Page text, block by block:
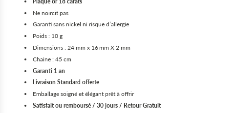
Ne noircit pas
Garanti sans nickel ni risque d’allergie
Poids : 10 g
Dimensions : 24 mm x 16 mm X 2 mm
Chaine : 45 cm
Garanti 1 an
Livraison Standard offerte
Emballage soigné et élégant prêt à offrir
Satisfait ou remboursé / 30 jours / Retour Gratuit